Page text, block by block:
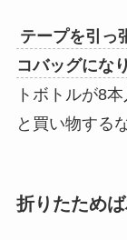
テープを引っ
コバッグにな
トボトルが8
と買い物する
折りたため